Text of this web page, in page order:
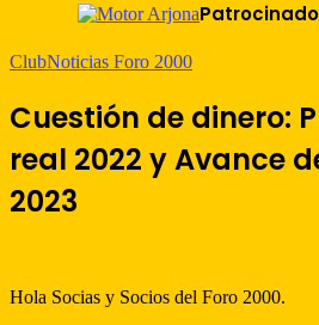
ClubNoticias Foro 2000
Cuestión de dinero:
real 2022 y Avance
2023
Hola Socias y Socios del Foro 2000.